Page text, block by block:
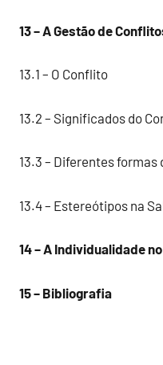
13 – A Gestão de
13.1 – O Conflito
13.2 – Significados do
13.3 – Diferentes
13.4 – Estereótipos na
14 – A Individualidade
15 – Bibliografia